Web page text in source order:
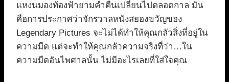
แหงนมองท้องฟ้ายามค่ำคืนเปลี่ยนไปตลอดกาล มัน
คือการประกาศว่าจักรวาลหนังสยองขวัญของ
Legendary Pictures จะไม่ได้ทำให้คุณกลัวสิ่งที่อยู่ใน
ความมืด แต่จะทำให้คุณกลัวความจริงที่ว่า…ใน
ความมืดอันไพศาลนั้น ไม่มีอะไรเลยที่ใส่ใจคุณ